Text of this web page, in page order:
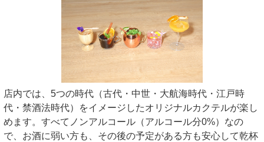
店内では、5つの時代（古代・中世・大航海時代・江戸時
代・禁酒法時代）をイメージしたオリジナルカクテルが楽し
めます。すべてノンアルコール（アルコール分0%）なの
で、お酒に弱い方も、その後の予定がある方も安心して乾杯